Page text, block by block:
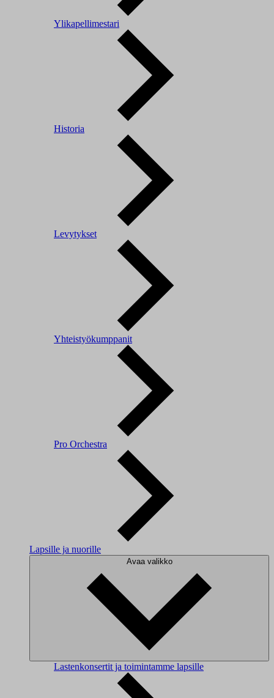
Ylikapellimestari
Historia
Levytykset
Yhteistyökumppanit
Pro Orchestra
Lapsille ja nuorille
Avaa valikko
Lastenkonsertit ja toimintamme lapsille